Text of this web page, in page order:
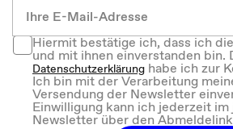
Hiermit bestätige ich, dass ich
und mit ihnen einverstanden bin.
Datenschutzerklärung habe ich zur
Ich bin mit der Verarbeitung
Versendung der Newsletter
Einwilligung kann ich jederzeit im
Newsletter über den